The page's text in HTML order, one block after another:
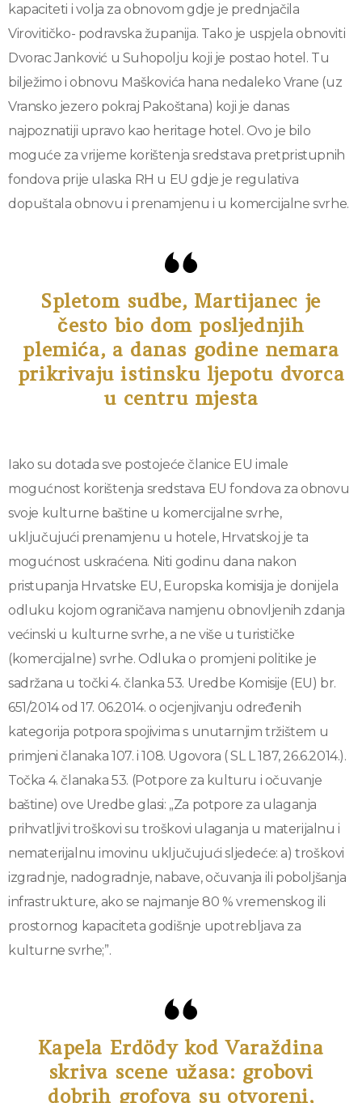
kapaciteti i volja za obnovom gdje je prednjačila
Virovitičko- podravska županija. Tako je uspjela obnoviti
Dvorac Janković u Suhopolju koji je postao hotel. Tu
bilježimo i obnovu Maškovića hana nedaleko Vrane (uz
Vransko jezero pokraj Pakoštana) koji je danas
najpoznatiji upravo kao heritage hotel. Ovo je bilo
moguće za vrijeme korištenja sredstava pretpristupnih
fondova prije ulaska RH u EU gdje je regulativa
dopuštala obnovu i prenamjenu i u komercijalne svrhe.
Spletom sudbe, Martijanec je
često bio dom posljednjih
plemića, a danas godine nemara
prikrivaju istinsku ljepotu dvorca
u centru mjesta
Iako su dotada sve postojeće članice EU imale
mogućnost korištenja sredstava EU fondova za obnovu
svoje kulturne baštine u komercijalne svrhe,
uključujući prenamjenu u hotele, Hrvatskoj je ta
mogućnost uskraćena. Niti godinu dana nakon
pristupanja Hrvatske EU, Europska komisija je donijela
odluku kojom ograničava namjenu obnovljenih zdanja
većinski u kulturne svrhe, a ne više u turističke
(komercijalne) svrhe. Odluka o promjeni politike je
sadržana u točki 4. članka 53. Uredbe Komisije (EU) br.
651/2014 od 17. 06.2014. o ocjenjivanju određenih
kategorija potpora spojivima s unutarnjim tržištem u
primjeni članaka 107. i 108. Ugovora ( SL L 187, 26.6.2014.).
Točka 4. članaka 53. (Potpore za kulturu i očuvanje
baštine) ove Uredbe glasi: „Za potpore za ulaganja
prihvatljivi troškovi su troškovi ulaganja u materijalnu i
nematerijalnu imovinu uključujući sljedeće: a) troškovi
izgradnje, nadogradnje, nabave, očuvanja ili poboljšanja
infrastrukture, ako se najmanje 80 % vremenskog ili
prostornog kapaciteta godišnje upotrebljava za
kulturne svrhe;”.
Kapela Erdödy kod Varaždina
skriva scene užasa: grobovi
dobrih grofova su otvoreni,